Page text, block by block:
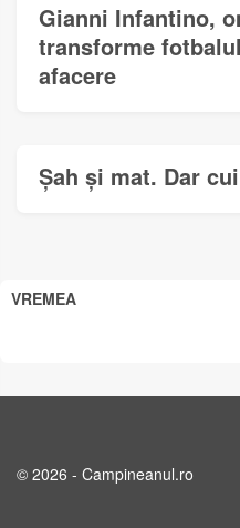
Gianni Infantino,
transforme
afacere
Șah și mat. Dar
VREMEA
© 2026 - Campineanul.ro